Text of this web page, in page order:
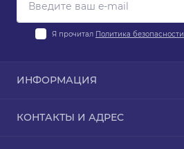
Я прочитал Политика безопасности
ИНФОРМАЦИЯ
Политика безопасности
КОНТАКТЫ И АДРЕС